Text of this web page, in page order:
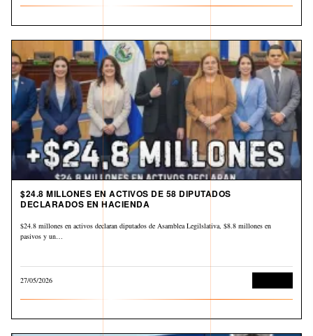
$24.8 MILLONES EN ACTIVOS DE 58 DIPUTADOS
DECLARADOS EN HACIENDA
$24.8 millones en activos declaran diputados de Asamblea Legilslativa, $8.8 millones en
pasivos y un…
27/05/2026